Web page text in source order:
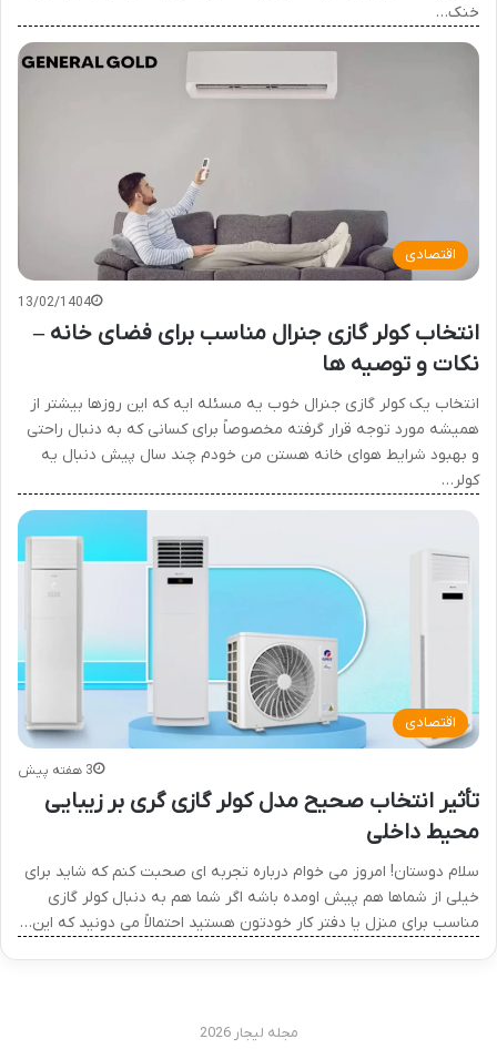
خنک…
اقتصادی
13/02/1404
انتخاب کولر گازی جنرال مناسب برای فضای خانه –
نکات و توصیه ها
انتخاب یک کولر گازی جنرال خوب یه مسئله ایه که این روزها بیشتر از
همیشه مورد توجه قرار گرفته مخصوصاً برای کسانی که به دنبال راحتی
و بهبود شرایط هوای خانه هستن من خودم چند سال پیش دنبال یه
کولر…
اقتصادی
3 هفته پیش
تأثیر انتخاب صحیح مدل کولر گازی گری بر زیبایی
محیط داخلی
سلام دوستان! امروز می خوام درباره تجربه ای صحبت کنم که شاید برای
خیلی از شماها هم پیش اومده باشه اگر شما هم به دنبال کولر گازی
مناسب برای منزل یا دفتر کار خودتون هستید احتمالاً می دونید که این…
مجله لیجار 2026